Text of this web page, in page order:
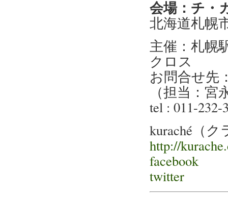
会場：チ・
北海道札幌
主催：札幌
クロス
お問合せ先
（担当：宮
tel : 011-232-
kuraché（
http://
facebook
twitter